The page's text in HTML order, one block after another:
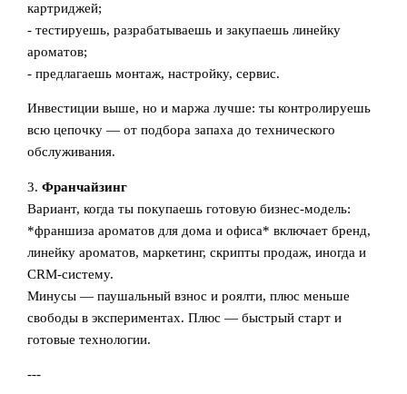
картриджей;
- тестируешь, разрабатываешь и закупаешь линейку
ароматов;
- предлагаешь монтаж, настройку, сервис.
Инвестиции выше, но и маржа лучше: ты контролируешь
всю цепочку — от подбора запаха до технического
обслуживания.
3.Франчайзинг
Вариант, когда ты покупаешь готовую бизнес-модель:
*франшиза ароматов для дома и офиса* включает бренд,
линейку ароматов, маркетинг, скрипты продаж, иногда и
CRM-систему.
Минусы — паушальный взнос и роялти, плюс меньше
свободы в экспериментах. Плюс — быстрый старт и
готовые технологии.
---